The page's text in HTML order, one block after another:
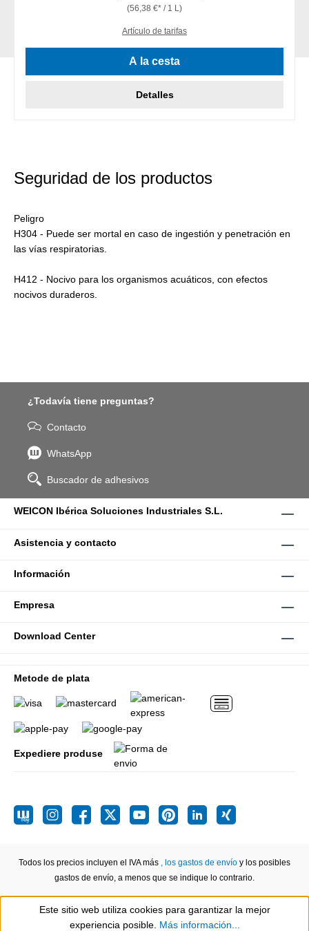
(56,38 €* / 1 L)
Artículo de tarifas
A la cesta
Detalles
Seguridad de los productos
Peligro
H304 - Puede ser mortal en caso de ingestión y penetración en
las vías respiratorias.
H412 - Nocivo para los organismos acuáticos, con efectos
nocivos duraderos.
¿Todavía tiene preguntas?
Contacto
WhatsApp
Buscador de adhesivos
WEICON Ibérica Soluciones Industriales S.L.
Asistencia y contacto
Información
Empresa
Download Center
Metode de plata
Expediere produse
Todos los precios incluyen el IVA más , los gastos de envío y los posibles
gastos de envío, a menos que se indique lo contrario.
Show toolbar
Este sitio web utiliza cookies para garantizar la mejor
experiencia posible. Más información...